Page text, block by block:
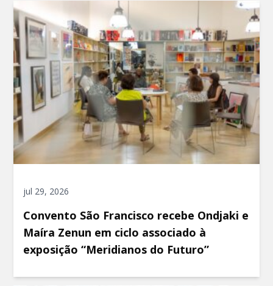
jul 29, 2026
Convento São Francisco recebe Ondjaki e
Maíra Zenun em ciclo associado à
exposição “Meridianos do Futuro”